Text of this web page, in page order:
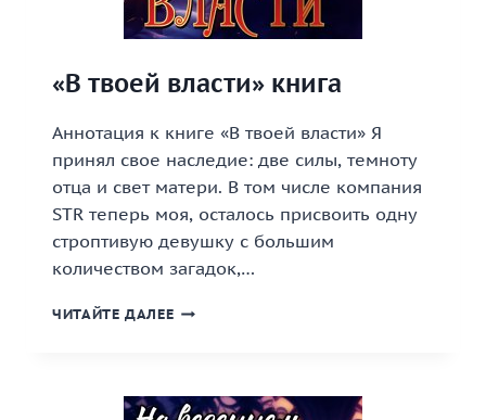
«В твоей власти» книга
Аннотация к книге «В твоей власти» Я
принял свое наследие: две силы, темноту
отца и свет матери. В том числе компания
STR теперь моя, осталось присвоить одну
строптивую девушку с большим
количеством загадок,…
ЧИТАЙТЕ ДАЛЕЕ «В